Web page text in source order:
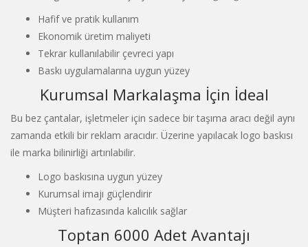
Hafif ve pratik kullanım
Ekonomik üretim maliyeti
Tekrar kullanılabilir çevreci yapı
Baskı uygulamalarına uygun yüzey
Kurumsal Markalaşma İçin İdeal
Bu bez çantalar, işletmeler için sadece bir taşıma aracı değil aynı
zamanda etkili bir reklam aracıdır. Üzerine yapılacak logo baskısı
ile marka bilinirliği artırılabilir.
Logo baskısına uygun yüzey
Kurumsal imajı güçlendirir
Müşteri hafızasında kalıcılık sağlar
Toptan 6000 Adet Avantajı